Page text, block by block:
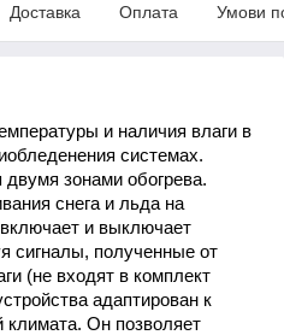
Доставка Оплата Умови
и наличия влаги в
системах.
зонами обогрева.
снега и льда на
и выключает
сигналы, полученные от
(не входят в комплект
адаптирован к
климата. Он позволяет